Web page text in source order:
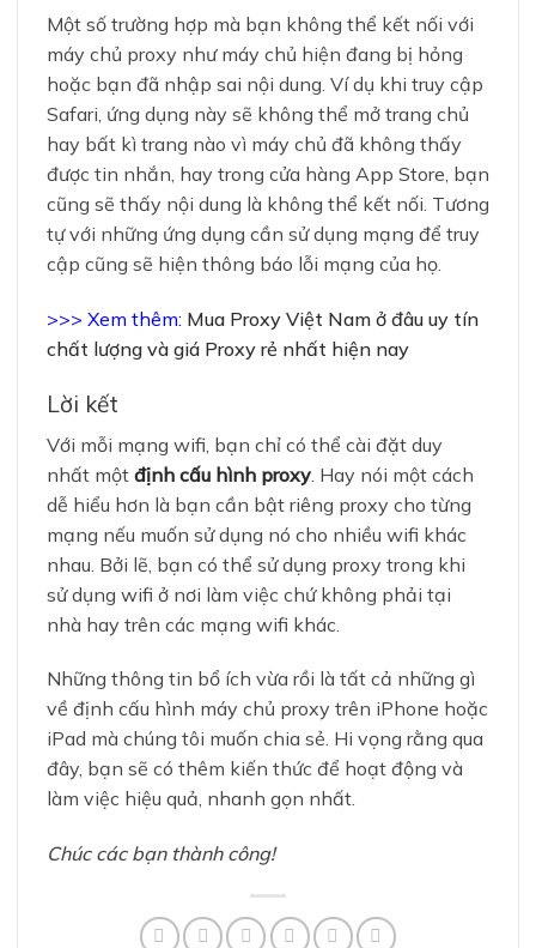
Một số trường hợp mà bạn không thể kết nối với
máy chủ proxy như máy chủ hiện đang bị hỏng
hoặc bạn đã nhập sai nội dung. Ví dụ khi truy cập
Safari, ứng dụng này sẽ không thể mở trang chủ
hay bất kì trang nào vì máy chủ đã không thấy
được tin nhắn, hay trong cửa hàng App Store, bạn
cũng sẽ thấy nội dung là không thể kết nối. Tương
tự với những ứng dụng cần sử dụng mạng để truy
cập cũng sẽ hiện thông báo lỗi mạng của họ.
>>> Xem thêm: Mua Proxy Việt Nam ở đâu uy tín
chất lượng và giá Proxy rẻ nhất hiện nay
Lời kết
Với mỗi mạng wifi, bạn chỉ có thể cài đặt duy
nhất một định cấu hình proxy . Hay nói một cách
dễ hiểu hơn là bạn cần bật riêng proxy cho từng
mạng nếu muốn sử dụng nó cho nhiều wifi khác
nhau. Bởi lẽ, bạn có thể sử dụng proxy trong khi
sử dụng wifi ở nơi làm việc chứ không phải tại
nhà hay trên các mạng wifi khác.
Những thông tin bổ ích vừa rồi là tất cả những gì
về định cấu hình máy chủ proxy trên iPhone hoặc
iPad mà chúng tôi muốn chia sẻ. Hi vọng rằng qua
đây, bạn sẽ có thêm kiến thức để hoạt động và
làm việc hiệu quả, nhanh gọn nhất.
Chúc các bạn thành công!